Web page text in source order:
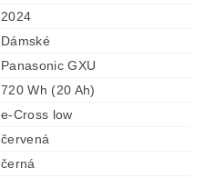
2024
Dámské
Panasonic GXU
720 Wh (20 Ah)
e-Cross low
červená
černá